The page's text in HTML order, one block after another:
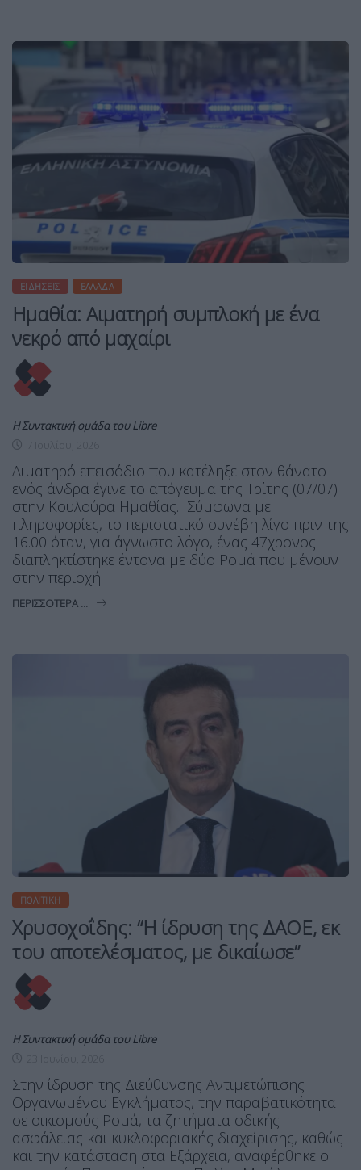
ΕΙΔΉΣΕΙΣ ΕΛΛΆΔΑ
Ημαθία: Αιματηρή συμπλοκή με ένα
νεκρό από μαχαίρι
Η Συντακτική ομάδα του Libre
Αιματηρό επεισόδιο που κατέληξε στον θάνατο
ενός άνδρα έγινε το απόγευμα της Τρίτης (07/07)
στην Κουλούρα Ημαθίας. Σύμφωνα με
πληροφορίες, το περιστατικό συνέβη λίγο πριν της
16.00 όταν, για άγνωστο λόγο, ένας 47χρονος
διαπληκτίστηκε έντονα με δύο Ρομά που μένουν
στην περιοχή.
ΠΕΡΙΣΣΌΤΕΡΑ ...
ΠΟΛΙΤΙΚΉ
Χρυσοχοΐδης: “Η ίδρυση της ΔΑΟΕ, εκ
του αποτελέσματος, με δικαίωσε”
Η Συντακτική ομάδα του Libre
Στην ίδρυση της Διεύθυνσης Αντιμετώπισης
Οργανωμένου Εγκλήματος, την παραβατικότητα
σε οικισμούς Ρομά, τα ζητήματα οδικής
ασφάλειας και κυκλοφοριακής διαχείρισης, καθώς
και την κατάσταση στα Εξάρχεια, αναφέρθηκε ο